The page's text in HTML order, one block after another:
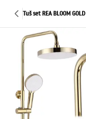
Tuš set REA BLOOM GOLD